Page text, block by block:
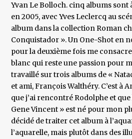
Yvan Le Bolloch. cinq albums sont
en 2005, avec Yves Leclercq au
album dans la collection Roman
Conquistador ». Un One-Shot en
pour la deuxième fois me
blanc qui reste une passion pour
travaillé sur trois albums de «
et ami, François Walthéry. C’est à
que j’ai rencontré Rodolphe et
Gene Vincent » est né pour mon
décidé de traiter cet album à
l’aquarelle, mais plutôt dans des